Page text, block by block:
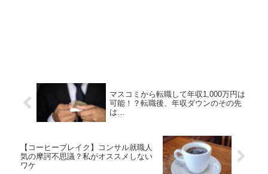
マスコミから転職して年収1,000万円は
可能！？転職後、年収ダウンのその先
は…
【コーヒーブレイク】コンサル就職人
気の摩訶不思議？私がオススメしない
ワケ